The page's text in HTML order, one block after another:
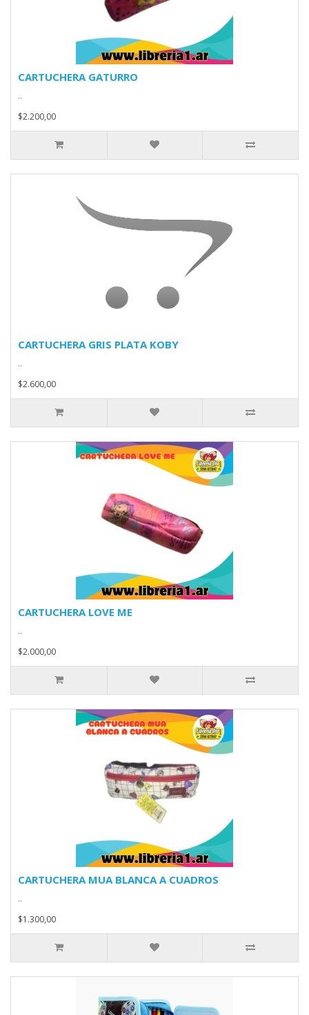
CARTUCHERA GATURRO
..
$2.200,00
CARTUCHERA GRIS PLATA KOBY
..
$2.600,00
CARTUCHERA LOVE ME
..
$2.000,00
CARTUCHERA MUA BLANCA A CUADROS
..
$1.300,00